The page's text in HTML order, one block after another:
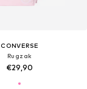
CONVERSE
Rugzak
€29,90